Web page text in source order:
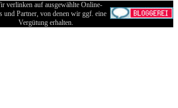
verlinken auf ausgewählte Online-
und Partner, von denen wir ggf. eine
Vergütung erhalten.